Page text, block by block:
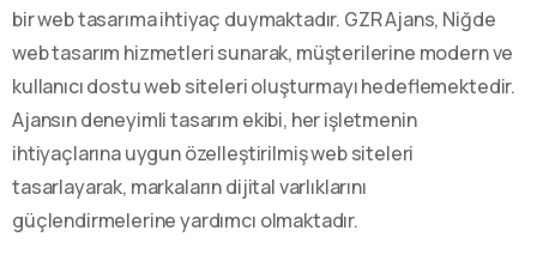
bir web tasarıma ihtiyaç duymaktadır. GZR Ajans, Niğde
web tasarım hizmetleri sunarak, müşterilerine modern ve
kullanıcı dostu web siteleri oluşturmayı hedeflemektedir.
Ajansın deneyimli tasarım ekibi, her işletmenin
ihtiyaçlarına uygun özelleştirilmiş web siteleri
tasarlayarak, markaların dijital varlıklarını
güçlendirmelerine yardımcı olmaktadır.